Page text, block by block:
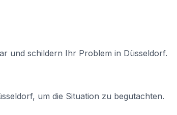
und schildern Ihr Problem in Düsseldorf.
, um die Situation zu begutachten.